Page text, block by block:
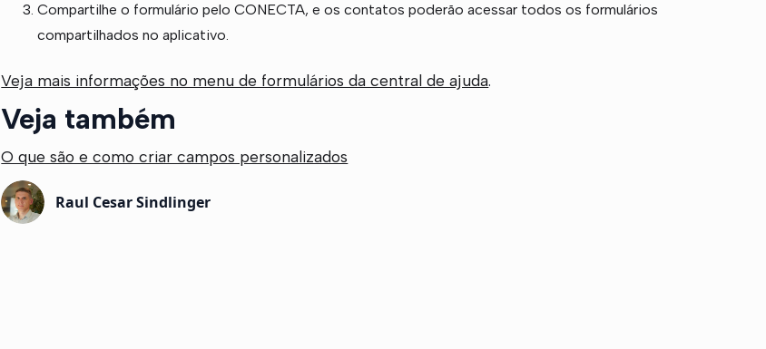
Compartilhe o formulário pelo CONECTA, e os contatos poderão acessar todos os formulários
compartilhados no aplicativo.
Veja mais informações no menu de formulários da central de ajuda.
Veja também
O que são e como criar campos personalizados
Raul Cesar Sindlinger